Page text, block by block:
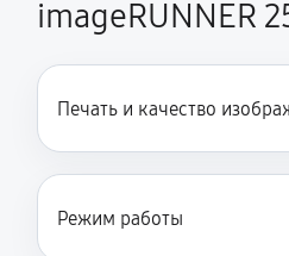
imageRUNNER
Печать и качество
Режим работы